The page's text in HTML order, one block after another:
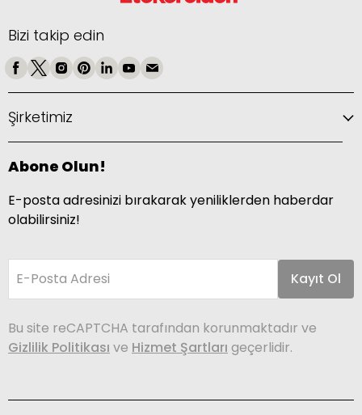
Bizi takip edin
Şirketimiz
Abone Olun!
E-posta adresinizi bırakarak yeniliklerden haberdar
olabilirsiniz!
E-Posta Adresi Kayıt Ol
Bu site reCAPTCHA tarafından korunmaktadır ve
Gizlilik Politikası ve Hizmet Şartları geçerlidir.